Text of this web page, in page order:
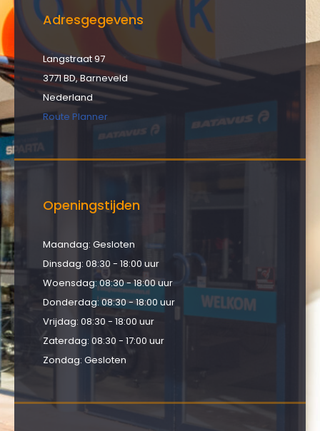
Adresgegevens
Langstraat 97
3771 BD, Barneveld
Nederland
Route Planner
Openingstijden
Maandag: Gesloten
Dinsdag: 08:30 - 18:00 uur
Woensdag: 08:30 - 18:00 uur
Donderdag: 08:30 - 18:00 uur
Vrijdag: 08:30 - 18:00 uur
Zaterdag: 08:30 - 17:00 uur
Zondag: Gesloten